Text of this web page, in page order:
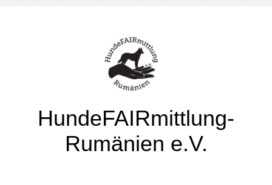
HundeFAIRmittlung-
Rumänien e.V.